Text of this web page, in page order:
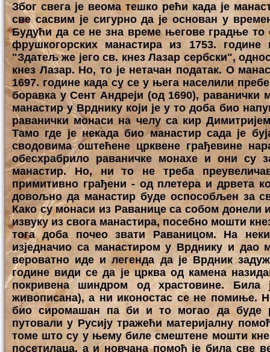
Због свега је веома тешко рећи када је
све сасвим је сигурно да је основан у
Будући да се не зна време његове градње то
фрушкогорских манастира из 1753.
"Здатељ же јего св. кнез Лазар сербски",
кнез Лазар. Но, то је нетачан податак. О
1697. године када су се у њега населили
боравка у Сент Андреји (од 1690), раванички
манастир у Врднику који је у то доба био
раванички монаси на челу са кир
Тамо где је некада био манастир сада је
сводовима оштећене црквене грађевине
обесхрабрило раваничке монахе и они су
манастир. Но, ни то не треба
примитивно грађени - од плетера и дрвета
довољно да манастир буде оспособљен за
Како су монаси из Раванице са собом донели
извуку из свога манастира, посебно мошти
тога доба почео звати Раваницом. На
изједначио са манастиром у Врднику и дао
вероватно иде и легенда да је Врдник
године види се да је црква од камена
покривена шиндром од храстовине. Била
живописана), а ни иконостас се не помиње.
био сиромашан па би и то могао да буде
путовали у Русију тражећи материјалну
томе што су у њему биле смештене мошти
посетилаца, а и новчана помоћ је била све